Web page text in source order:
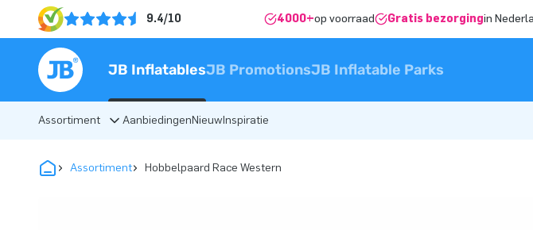
9.4/10 4000+op voorraad Gratis bezorgingin
JB InflatablesJB PromotionsJB Inflatable Parks
Assortiment AanbiedingenNieuwInspiratie
Assortiment Hobbelpaard Race Western